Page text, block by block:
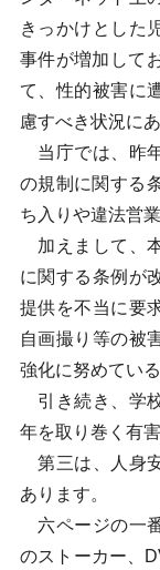
きっかけとした
事件が増加して
て、性的被害に
慮すべき状況にあ
当庁では、昨
の規制に関する
ち入りや違法営
加えまして、
に関する条例が
提供を不当に要
自画撮り等の被
強化に努めてい
引き続き、学
年を取り巻く有
第三は、人身
あります。
六ページの一
のストーカー、